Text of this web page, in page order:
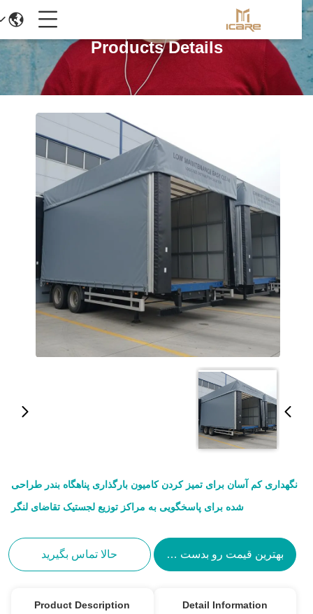
Products Details
نگهداری کم آسان برای تمیز کردن کامیون بارگذاری پناهگاه بندر طراحی
شده برای پاسخگویی به مراکز توزیع لجستیک تقاضای لنگر
بهترین قیمت رو بدست بیار حالا تماس بگیرید
Detail Information
Product Description